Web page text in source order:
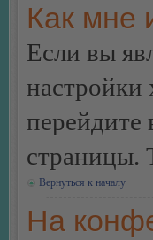
Как мне
Если вы
настройки
перейдите
страницы.
Вернуться к началу
На